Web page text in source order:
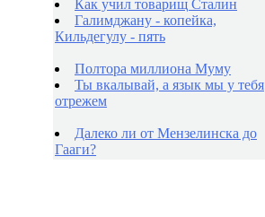
Как учил товарищ Сталин
Галимджану - копейка,
Кильдегулу - пять
Полтора миллиона Муму
Ты вкалывай, а язык мы у тебя
отрежем
Далеко ли от Мензелинска до
Гааги?